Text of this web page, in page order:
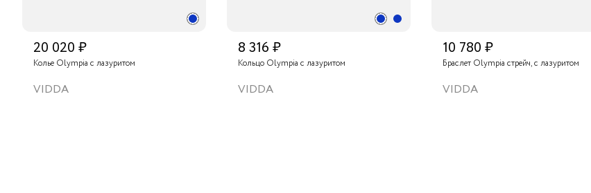
20 020 ₽
Колье Olympia с лазуритом
VIDDA
8 316 ₽
Кольцо Olympia с лазуритом
VIDDA
10 780 ₽
Браслет Olympia стрейч, с лазуритом
VIDDA